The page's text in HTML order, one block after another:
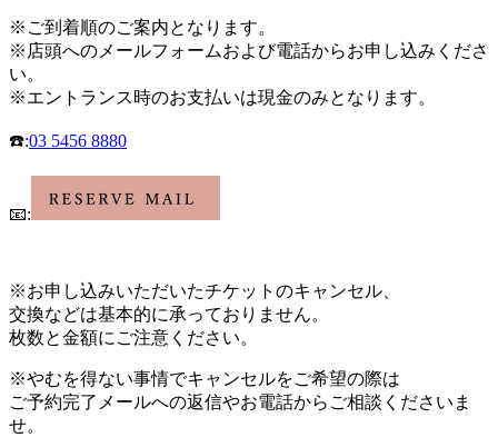
※ ご到着順のご案内となります。
※ 店頭へのメールフォームおよび電話からお申し込みくださ
い。
※エントランス時のお支払いは現金のみとなります。
☎️:03 5456 8880
📧:
※お申し込みいただいたチケットのキャンセル、
交換などは基本的に承っておりません。
枚数と金額にご注意ください。
※やむを得ない事情でキャンセルをご希望の際は
ご予約完了メールへの返信やお電話からご相談くださいま
せ。